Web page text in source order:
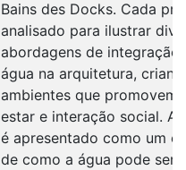
Bains des Docks. Cada
analisado para ilustrar
abordagens de integração
água na arquitetura,
ambientes que promovem
estar e interação social.
é apresentado como um
de como a água pode